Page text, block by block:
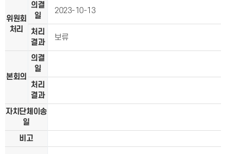
위원회
처리
의결
일
2023-10-13
처리
결과
보류
본회의
의결
일
처리
결과
자치단체이송
일
비고